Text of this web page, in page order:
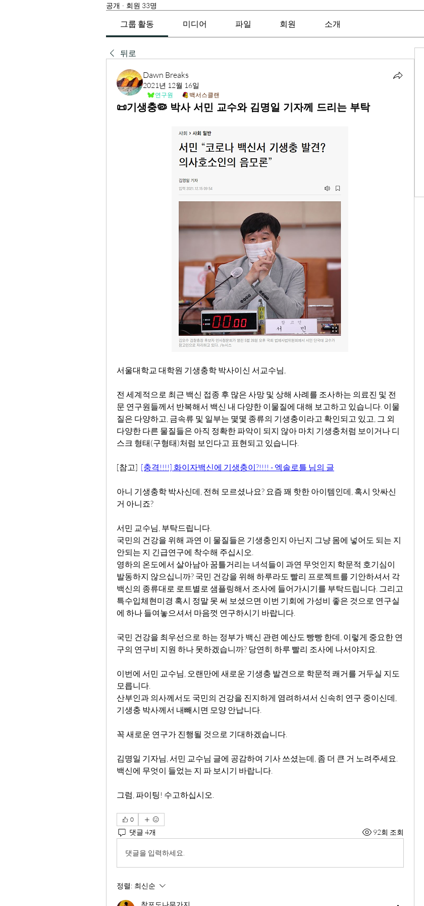
공개 · 회원 33명
그룹 활동 미디어 파일 회원 소개
뒤로
Dawn Breaks
2021년 12월 16일
연구원 백서스클랜
📜기생충🦠 박사 서민 교수와 김명일 기자께 드리는 부탁
서울대학교 대학원 기생충학 박사이신 서교수님,
전 세계적으로 최근 백신 접종 후 많은 사망 및 상해 사례를 조사하는 의료진 및 전
문 연구원들께서 반복해서 백신 내 다양한 이물질에 대해 보고하고 있습니다. 이물
질은 다양하고, 금속류 및 일부는 몇몇 종류의 기생충이라고 확인되고 있고, 그 외
다양한 다른 물질들은 아직 정확한 파악이 되지 않아 마치 기생충처럼 보이거나 디
스크 형태(구형태)처럼 보인다고 표현되고 있습니다.
[참고] [충격!!!!] 화이자백신에 기생충이?!!!! - 엑솔로틀 님의 글
아니 기생충학 박사신데, 전혀 모르셨나요? 요즘 꽤 핫한 아이템인데, 혹시 앗싸신
거 아니죠?
서민 교수님, 부탁드립니다.
국민의 건강을 위해 과연 이 물질들은 기생충인지 아닌지 그냥 몸에 넣어도 되는 지
안되는 지 긴급연구에 착수해 주십시오.
영하의 온도에서 살아남아 꿈틀거리는 녀석들이 과연 무엇인지 학문적 호기심이
발동하지 않으십니까? 국민 건강을 위해 하루라도 빨리 프로젝트를 기안하셔서 각
백신의 종류대로 로트별로 샘플링해서 조사에 들어가시기를 부탁드립니다. 그리고
특수입체현미경 혹시 정말 못 써 보셨으면 이번 기회에 가성비 좋은 것으로 연구실
에 하나 들여놓으셔서 마음껏 연구하시기 바랍니다.
국민 건강을 최우선으로 하는 정부가 백신 관련 예산도 빵빵 한데, 이렇게 중요한 연
구의 연구비 지원 하나 못하겠습니까? 당연히 하루 빨리 조사에 나서야지요.
이번에 서민 교수님, 오랜만에 새로운 기생충 발견으로 학문적 쾌거를 거두실 지도
모릅니다.
산부인과 의사께서도 국민의 건강을 진지하게 염려하셔서 신속히 연구 중이신데,
기생충 박사께서 내빼시면 모양 안납니다.
꼭 새로운 연구가 진행될 것으로 기대하겠습니다.
김명일 기자님, 서민 교수님 글에 공감하여 기사 쓰셨는데, 좀 더 큰 거 노려주세요.
백신에 무엇이 들었는 지 파 보시기 바랍니다.
그럼, 파이팅! 수고하십시오.
0
댓글 4개 92회 조회
댓글을 입력하세요.
정렬: 최신순
참포도나무가지